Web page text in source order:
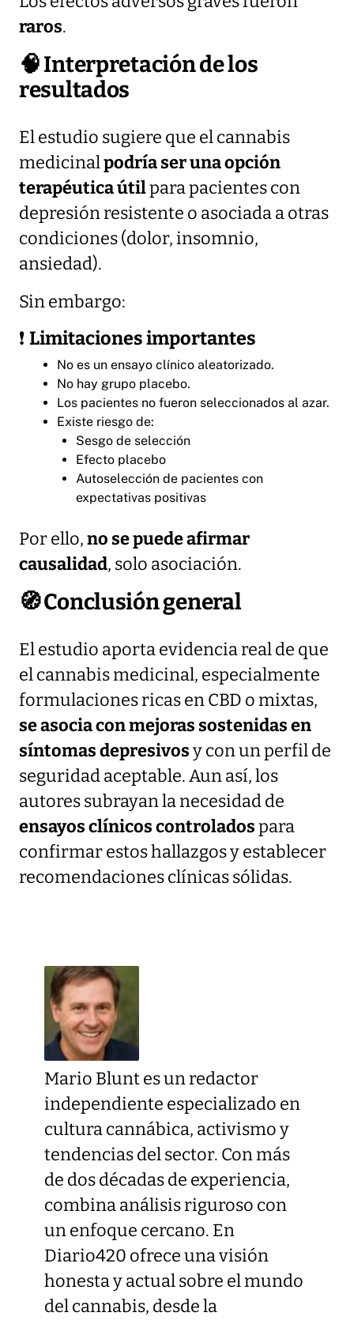
raros.
🧠Interpretación de los
resultados
El estudio sugiere que el cannabis
medicinalpodría ser una opción
terapéutica útilpara pacientes con
depresión resistente o asociada a otras
condiciones (dolor, insomnio,
ansiedad).
Sin embargo:
❗ Limitaciones importantes
No es un ensayo clínico aleatorizado.
No hay grupo placebo.
Los pacientes no fueron seleccionados al azar.
Existe riesgo de:
Sesgo de selección
Efecto placebo
Autoselección de pacientes con
expectativas positivas
Por ello,no se puede afirmar
causalidad, solo asociación.
🧭Conclusión general
El estudio aporta evidencia real de que
el cannabis medicinal, especialmente
formulaciones ricas en CBD o mixtas,
se asocia con mejoras sostenidas en
síntomas depresivosy con un perfil de
seguridad aceptable. Aun así, los
autores subrayan la necesidad de
ensayos clínicos controladospara
confirmar estos hallazgos y establecer
recomendaciones clínicas sólidas.
Mario Blunt es un redactor
independiente especializado en
cultura cannábica, activismo y
tendencias del sector. Con más
de dos décadas de experiencia,
combina análisis riguroso con
un enfoque cercano. En
Diario420 ofrece una visión
honesta y actual sobre el mundo
del cannabis, desde la